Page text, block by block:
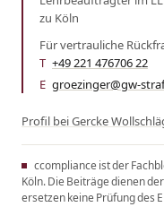
zu Köln
Für vertrauliche
T +49 221 476706 22
·
E groezinger@gw-
Profil bei Gercke
ccompliance ist der
Köln. Die Beiträge dienen
ersetzen keine Prüfung des